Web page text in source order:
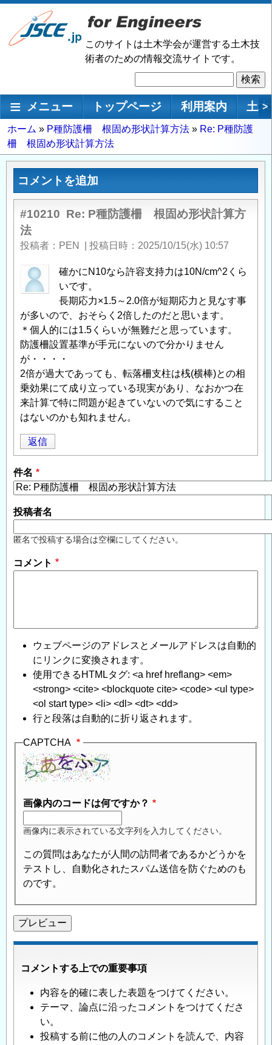
メ
ン
移
動
このサイトは土木学会が運営する土木技
術者のための情報交流サイトです。
索
メインナビゲーション
メニュー トップページ 利用案内 土 >
パ
ン
く
ホーム P種防護柵 根固め形状計算方法
Re: P種防護
柵 根固め形状計算方法
コメントを追加
#10210 Re: P種防護柵 根固め形状計算方
法
投稿者 PEN 投稿日時 2025/10/15(水) 10:57
確かにN10なら許容支持力は10N/cm^2くら
いです。
長期応力×1.5～2.0倍が短期応力と見なす事
が多いので、おそらく2倍したのだと思います。
＊個人的には1.5くらいが無難だと思っています。
防護柵設置基準が手元にないので分かりません
が・・・・
2倍が過大であっても、転落柵支柱は桟(横棒)との相
乗効果にて成り立っている現実があり、なおかつ在
来計算で特に問題が起きていないので気にすること
はないのかも知れません。
返信
件名
投稿者名
匿名で投稿する場合は空欄にしてください。
コメント
ウェブページのアドレスとメールアドレスは自動的
にリンクに変換されます。
使用できるHTMLタグ: <a href hreflang> <em>
<strong> <cite> <blockquote cite> <code> <ul type>
<ol start type> <li> <dl> <dt> <dd>
行と段落は自動的に折り返されます。
CAPTCHA
画像内のコードは何ですか？
画像内に表示されている文字列を入力してください。
この質問はあなたが人間の訪問者であるかどうかを
テストし、自動化されたスパム送信を防ぐためのも
のです。
コメントする上での重要事項
内容を的確に表した表題をつけてください。
テーマ、論点に沿ったコメントをつけてくださ
い。
投稿する前に他の人のコメントを読んで、内容